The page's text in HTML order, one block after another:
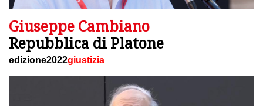
Giuseppe Cambiano
Repubblica di Platone
edizione2022giustizia